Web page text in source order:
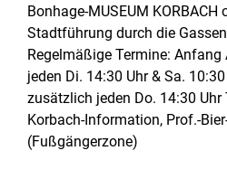
Bonhage-MUSEUM
Stadtführung durch die
Regelmäßige Termine: Anfang
jeden Di. 14:30 Uhr & Sa.
zusätzlich jeden Do. 14:30
Korbach-Information, Prof.-
(Fußgängerzone)